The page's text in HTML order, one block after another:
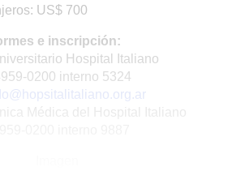
US$ 700
e inscripción:
Hospital Italiano
0200 interno 5324